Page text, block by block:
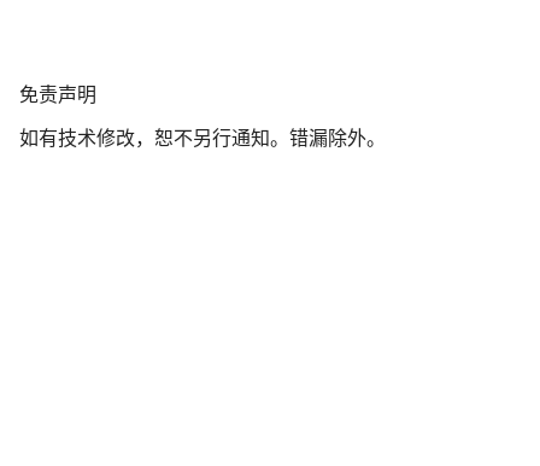
免
声
免责声明
如有技术修改，恕不另行通知。错漏除外。